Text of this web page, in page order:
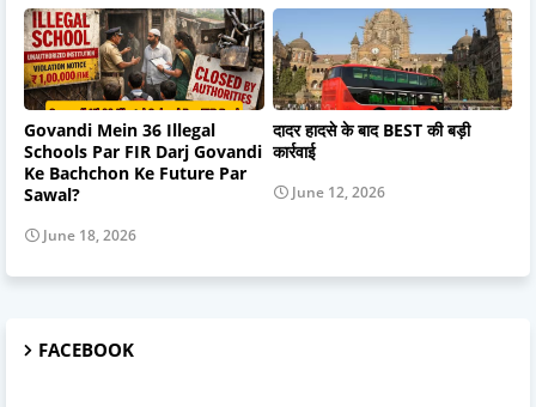
Govandi Mein 36 Illegal
Schools Par FIR Darj Govandi
Ke Bachchon Ke Future Par
Sawal?
June 18, 2026
दादर हादसे के बाद BEST की बड़ी
कार्रवाई
June 12, 2026
FACEBOOK